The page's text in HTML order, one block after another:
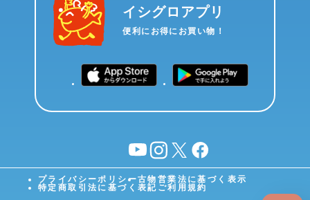
イシグロアプリ
便利にお得にお買い物！
YouTubeinstagram
X facebook
プライバシーポリシー古物営業法に基づく表示
特定商取引法に基づく表記 ご利用規約